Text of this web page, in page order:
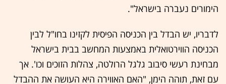
הימורים נעברה בישראל".
לדבריו, יש הבדל בין הכניסה הפיסית לקזינו בחו"ל לבין
הכניסה הווירטואלית באמצעות המחשב בבית בישראל
מבחינת רעשי סיבוב גלגל הרולטה, צהלות הזוכים וכו'. אך
עם זאת, תוהה הימן, "האם האווירה היא העושה את ההבדל